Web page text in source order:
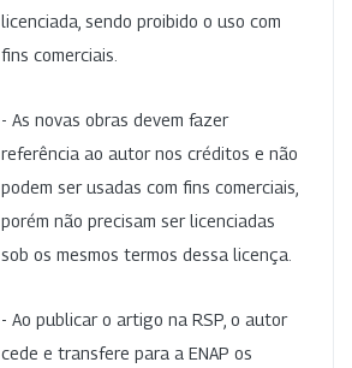
licenciada, sendo proibido o uso com
fins comerciais.
- As novas obras devem fazer
referência ao autor nos créditos e não
podem ser usadas com fins comerciais,
porém não precisam ser licenciadas
sob os mesmos termos dessa licença.
- Ao publicar o artigo na RSP, o autor
cede e transfere para a ENAP os